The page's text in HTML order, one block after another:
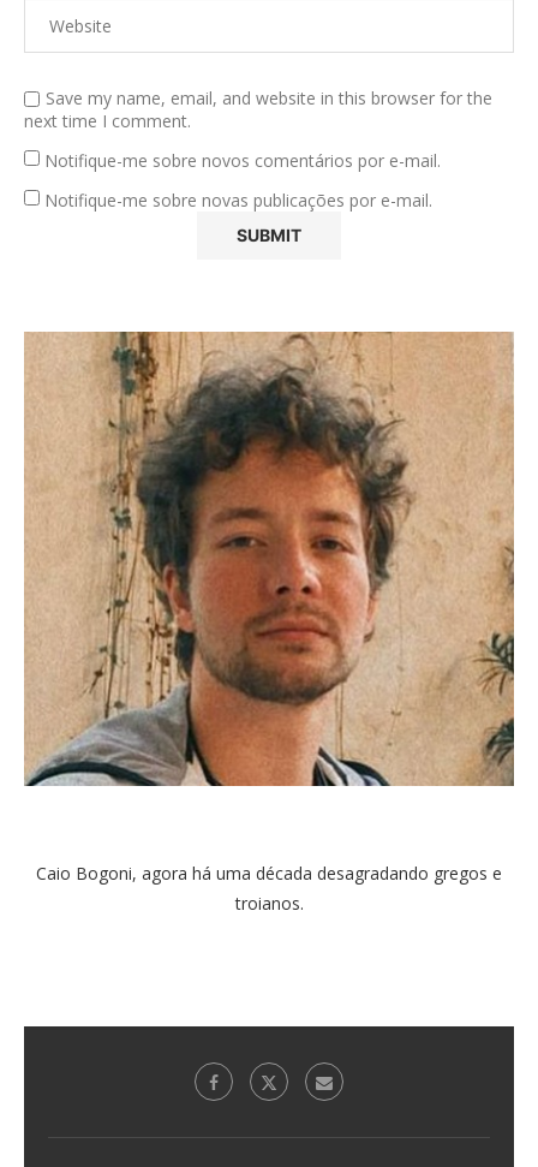
Save my name, email, and website in this browser for the
next time I comment.
Notifique-me sobre novos comentários por e-mail.
Notifique-me sobre novas publicações por e-mail.
Caio Bogoni, agora há uma década desagradando gregos e
troianos.